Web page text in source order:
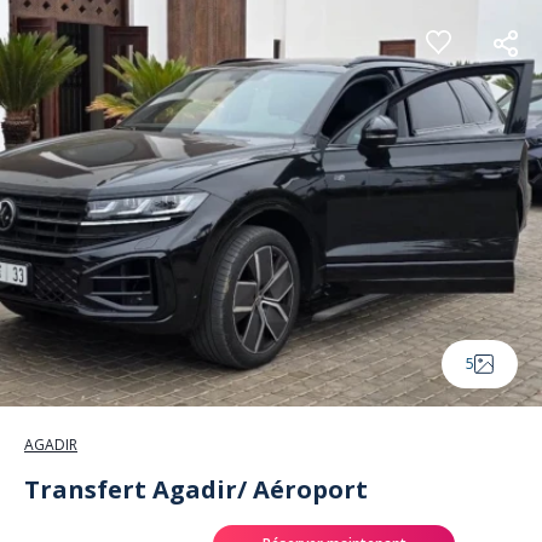
Panneau de gestion des cookies
5
AGADIR
Transfert Agadir/ Aéroport